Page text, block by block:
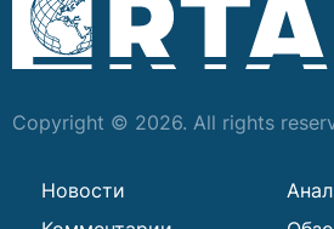
Copyright © 2026. All rights
Новости